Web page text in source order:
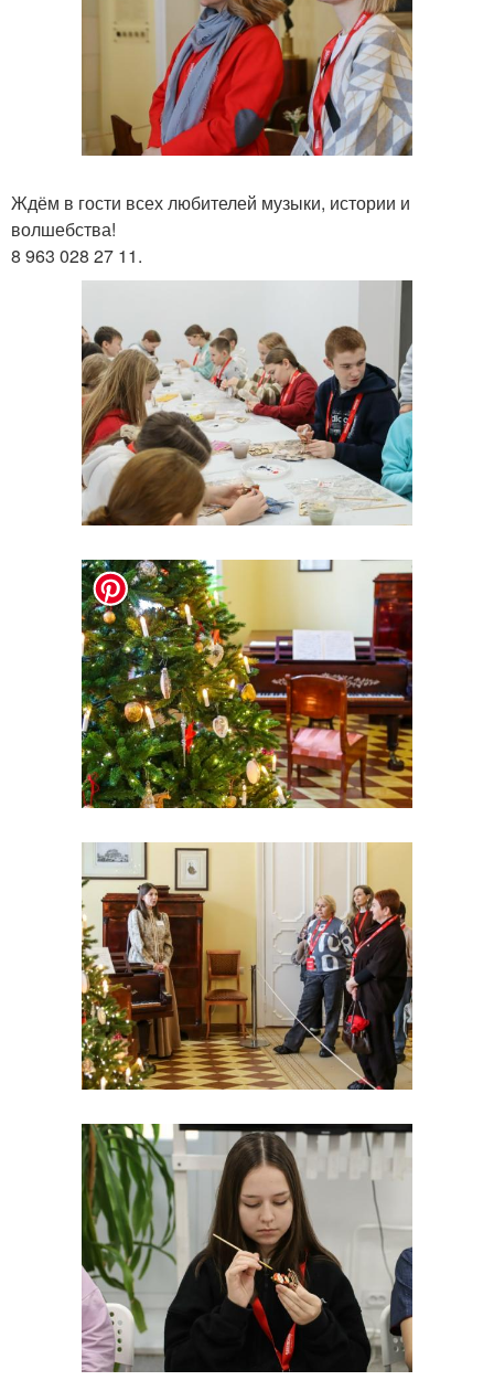
Ждём в гости всех любителей музыки, истории и
волшебства!
8 963 028 27 11.